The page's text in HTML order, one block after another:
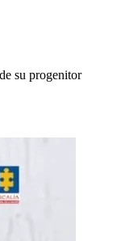
su progenitor